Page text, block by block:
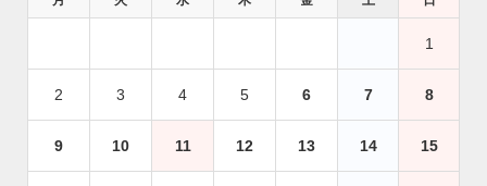
1
2 3 4 5 6 7 8
9 10 11 12 13 14 15